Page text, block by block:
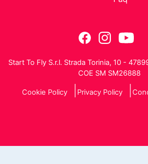
Start To Fly S.r.l. Strada Torinia, 10 -
COE SM SM26888
Cookie Policy Privacy Policy